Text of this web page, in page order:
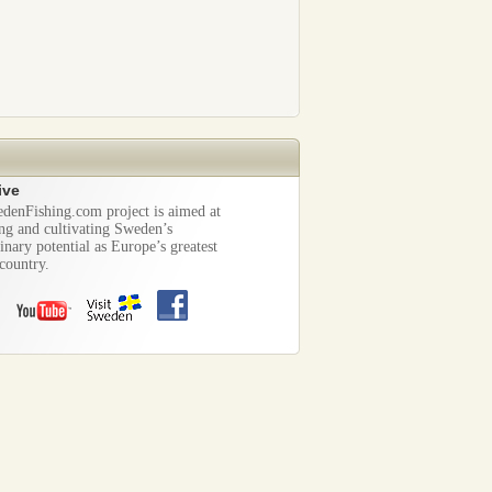
project is aimed at
and cultivating Sweden’s
potential as Europe’s greatest